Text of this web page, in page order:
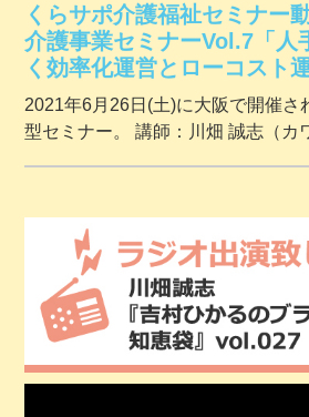
くらサポ介護福祉セミナー
介護事業セミナーVol.7「人
く効率化運営とローコスト
2021年6月26日(土)に大阪で開催さ
型セミナー。 講師：川畑 誠志（カ